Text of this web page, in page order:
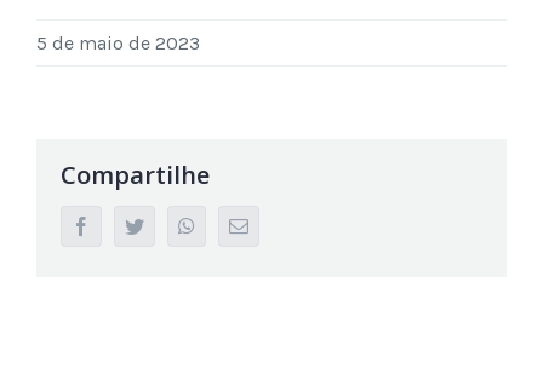
5 de maio de 2023
Compartilhe
facebooktwitter whatsappEmail